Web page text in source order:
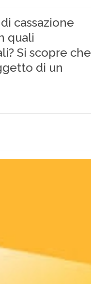
cassazione
quali
Si scopre che
di un